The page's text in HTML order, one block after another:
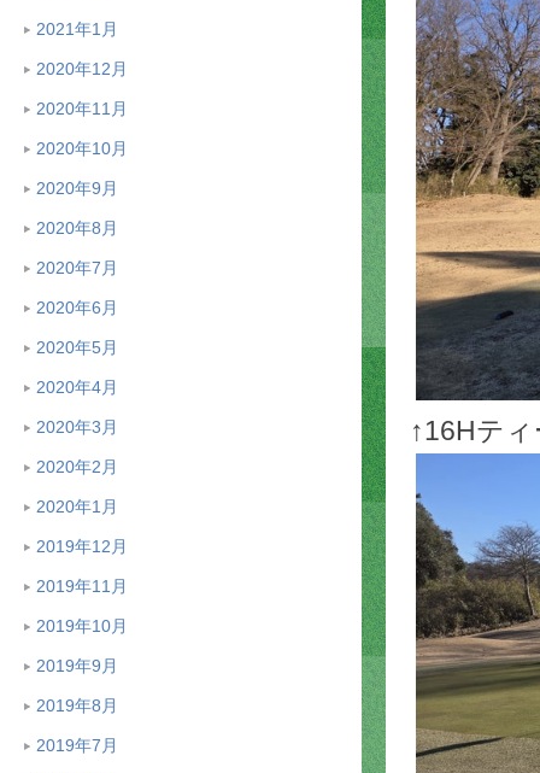
2021年1月
2020年12月
2020年11月
2020年10月
2020年9月
2020年8月
2020年7月
2020年6月
2020年5月
2020年4月
2020年3月
2020年2月
2020年1月
2019年12月
2019年11月
2019年10月
2019年9月
2019年8月
2019年7月
↑16Hテ